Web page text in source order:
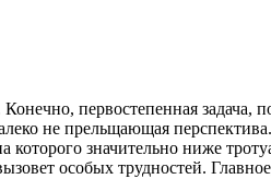
первостепенная задача,
не прельщающая
которого значительно ниже
особых трудностей.